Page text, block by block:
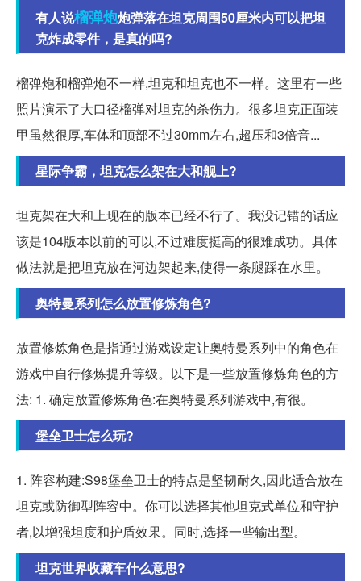
有人说榴弹炮炮弹落在坦克周围50厘米内可以把坦
克炸成零件，是真的吗?
榴弹炮和榴弹炮不一样,坦克和坦克也不一样。这里有一些
照片演示了大口径榴弹对坦克的杀伤力。很多坦克正面装
甲虽然很厚,车体和顶部不过30mm左右,超压和3倍音...
星际争霸，坦克怎么架在大和舰上?
坦克架在大和上现在的版本已经不行了。我没记错的话应
该是104版本以前的可以,不过难度挺高的很难成功。具体
做法就是把坦克放在河边架起来,使得一条腿踩在水里。
奥特曼系列怎么放置修炼角色?
放置修炼角色是指通过游戏设定让奥特曼系列中的角色在
游戏中自行修炼提升等级。以下是一些放置修炼角色的方
法: 1. 确定放置修炼角色:在奥特曼系列游戏中,有很。
堡垒卫士怎么玩?
1. 阵容构建:S98堡垒卫士的特点是坚韧耐久,因此适合放在
坦克或防御型阵容中。你可以选择其他坦克式单位和守护
者,以增强坦度和护盾效果。同时,选择一些输出型。
坦克世界收藏车什么意思?